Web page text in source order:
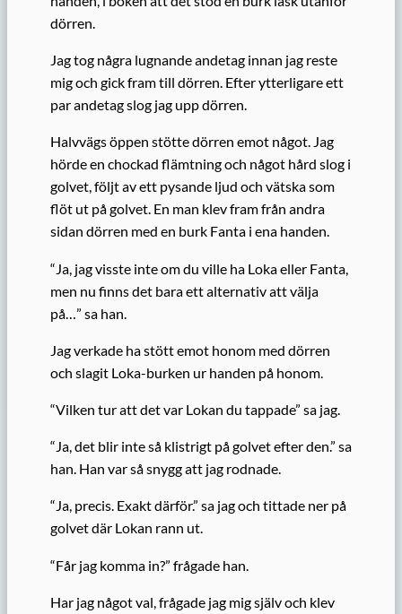
dörren.
Jag tog några lugnande andetag innan jag reste
mig och gick fram till dörren. Efter ytterligare ett
par andetag slog jag upp dörren.
Halvvägs öppen stötte dörren emot något. Jag
hörde en chockad flämtning och något hård slog i
golvet, följt av ett pysande ljud och vätska som
flöt ut på golvet. En man klev fram från andra
sidan dörren med en burk Fanta i ena handen.
“Ja, jag visste inte om du ville ha Loka eller Fanta,
men nu finns det bara ett alternativ att välja
på…” sa han.
Jag verkade ha stött emot honom med dörren
och slagit Loka-burken ur handen på honom.
“Vilken tur att det var Lokan du tappade” sa jag.
“Ja, det blir inte så klistrigt på golvet efter den.” sa
han. Han var så snygg att jag rodnade.
“Ja, precis. Exakt därför.” sa jag och tittade ner på
golvet där Lokan rann ut.
“Får jag komma in?” frågade han.
Har jag något val, frågade jag mig själv och klev